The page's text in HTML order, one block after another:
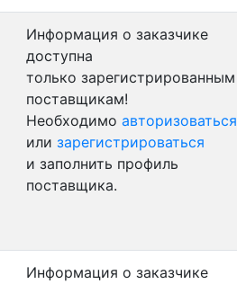
Информация о заказчике
доступна
только зарегистрированным
поставщикам!
Необходимо авторизоваться
или зарегистрироваться
и заполнить профиль
поставщика.
Информация о заказчике